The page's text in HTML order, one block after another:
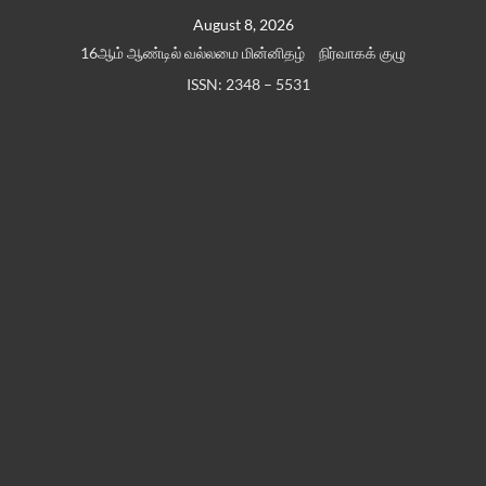
August 8, 2026
16ஆம் ஆண்டில் வல்லமை மின்னிதழ்
நிர்வாகக் குழு
ISSN: 2348 – 5531